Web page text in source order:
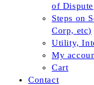
of Dispute
Steps on
Corp, etc)
Utility,
My
Cart
Contact